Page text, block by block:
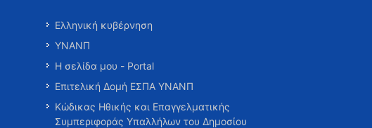
Ελληνική κυβέρνηση
ΥΝΑΝΠ
Η σελίδα μου - Portal
Επιτελική Δομή ΕΣΠΑ ΥΝΑΝΠ
Κώδικας Ηθικής και Επαγγελματικής
Συμπεριφοράς Υπαλλήλων του Δημοσίου